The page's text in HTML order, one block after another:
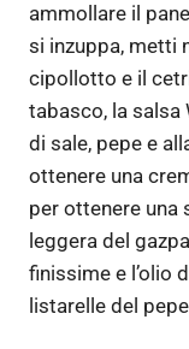
ammollare il
si inzuppa, metti
cipollotto e il
tabasco, la salsa
di sale, pepe e
ottenere una
per ottenere una
leggera del
finissime e l’olio
listarelle del